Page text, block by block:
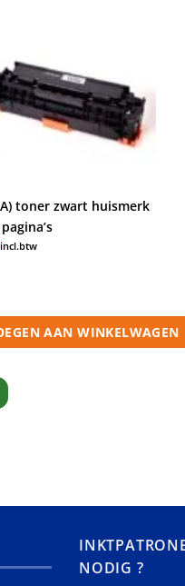
toner zwart huismerk
incl.btw
toner zwart huismerk aantal
AAN WINKELWAGEN
NODIG ?